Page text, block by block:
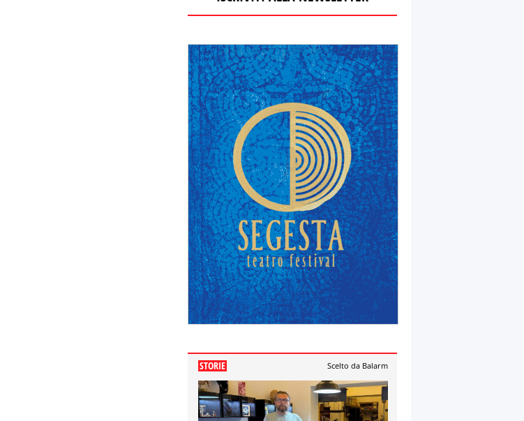
STORIE Scelto da Balarm